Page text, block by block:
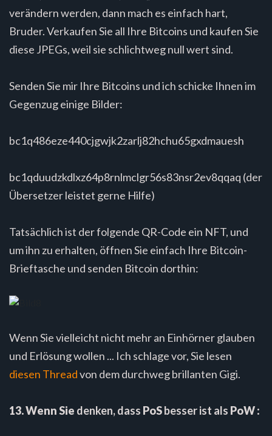
verändern werden, dann mach es einfach hart,
Bruder. Verkaufen Sie all Ihre Bitcoins und kaufen Sie
diese JPEGs, weil sie schlichtweg null wert sind.
Senden Sie mir Ihre Bitcoins und ich schicke Ihnen im
Gegenzug einige Bilder:
bc1q486eze440cjgwjk2zarlj82hchu65gxdmauesh
bc1qduudzkdlxz64p8rnlmclgr56s83nsr2ev8qqaq (der
Übersetzer leistet gerne Hilfe)
Tatsächlich ist der folgende QR-Code ein NFT, und
um ihn zu erhalten, öffnen Sie einfach Ihre Bitcoin-
Brieftasche und senden Bitcoin dorthin:
Wenn Sie vielleicht nicht mehr an Einhörner glauben
und Erlösung wollen ... Ich schlage vor, Sie lesen
diesen Threadvon dem durchweg brillanten Gigi.
13. Wenn Sie denken, dass PoSbesser ist als PoW :